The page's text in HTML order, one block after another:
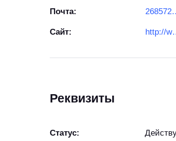
Почта:
Сайт: http://
Реквизиты
Статус: